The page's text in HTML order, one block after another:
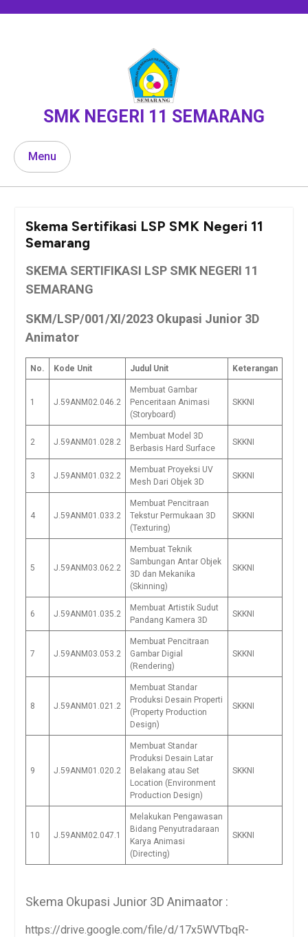
SMK NEGERI 11 SEMARANG
Menu
Skema Sertifikasi LSP SMK Negeri 11
Semarang
SKEMA SERTIFIKASI LSP SMK NEGERI 11
SEMARANG
SKM/LSP/001/XI/2023 Okupasi Junior 3D
Animator
No. Kode Unit Judul Unit Keterangan
1 J.59ANM02.046.2
Membuat Gambar
Penceritaan Animasi
(Storyboard)
SKKNI
2 J.59ANM01.028.2
Membuat Model 3D
Berbasis Hard Surface
SKKNI
3 J.59ANM01.032.2
Membuat Proyeksi UV
Mesh Dari Objek 3D
SKKNI
4 J.59ANM01.033.2
Membuat Pencitraan
Tekstur Permukaan 3D
(Texturing)
SKKNI
5 J.59ANM03.062.2
Membuat Teknik
Sambungan Antar Objek
3D dan Mekanika
(Skinning)
SKKNI
6 J.59ANM01.035.2
Membuat Artistik Sudut
Pandang Kamera 3D
SKKNI
7 J.59ANM03.053.2
Membuat Pencitraan
Gambar Digial
(Rendering)
SKKNI
8 J.59ANM01.021.2
Membuat Standar
Produksi Desain Properti
(Property Production
Design)
SKKNI
9 J.59ANM01.020.2
Membuat Standar
Produksi Desain Latar
Belakang atau Set
Location (Environment
Production Design)
SKKNI
10 J.59ANM02.047.1
Melakukan Pengawasan
Bidang Penyutradaraan
Karya Animasi
(Directing)
SKKNI
Skema Okupasi Junior 3D Animaator :
https://drive.google.com/file/d/17x5WVTbqR-